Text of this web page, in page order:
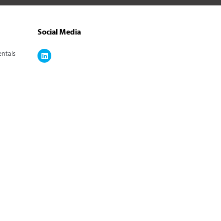
Social Media